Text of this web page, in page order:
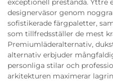
exceptionell prestanda. Yttre
designerväsor genom
sofistikerade färgpaletter,
som tillfredsställer de mest
Premiumläderalternativ,
alternativ erbjuder
personliga stilar och
arkitekturen maximerar